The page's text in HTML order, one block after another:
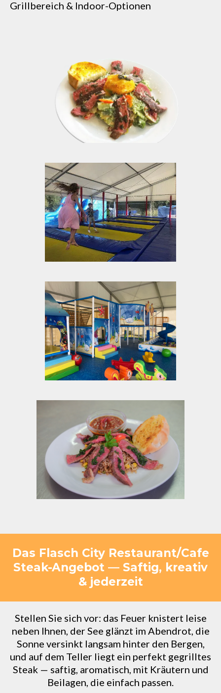
Grillbereich & Indoor-Optionen
Das Flasch City Restaurant/Cafe
Steak-Angebot — Saftig, kreativ
& jederzeit
Stellen Sie sich vor: das Feuer knistert leise
neben Ihnen, der See glänzt im Abendrot, die
Sonne versinkt langsam hinter den Bergen,
und auf dem Teller liegt ein perfekt gegrilltes
Steak — saftig, aromatisch, mit Kräutern und
Beilagen, die einfach passen.